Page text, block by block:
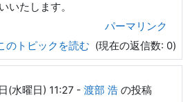
いたします。
パーマリンク
のトピックを読む (現在の返信数: 0)
(水曜日) 11:27 - 渡部 浩 の投稿